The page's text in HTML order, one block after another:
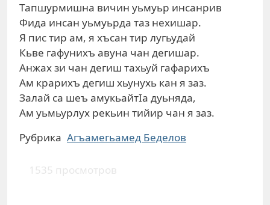
Тапшурмишна вичин уьмуьр инсанрив
Фида инсан уьмуьрда таз нехишар.
Я пис тир ам, я хъсан тир лугьудай
Кьве гафунихъ авуна чан дегишар.
Анжах зи чан дегиш тахьуй гафарихъ
Ам крарихъ дегиш хьунухь кан я заз.
Залай са шеъ амукьайтIа дуьняда,
Ам уьмьурлух рекьин тийир чан я заз.
Рубрика Агъамегьамед Беделов
1535 просмотров